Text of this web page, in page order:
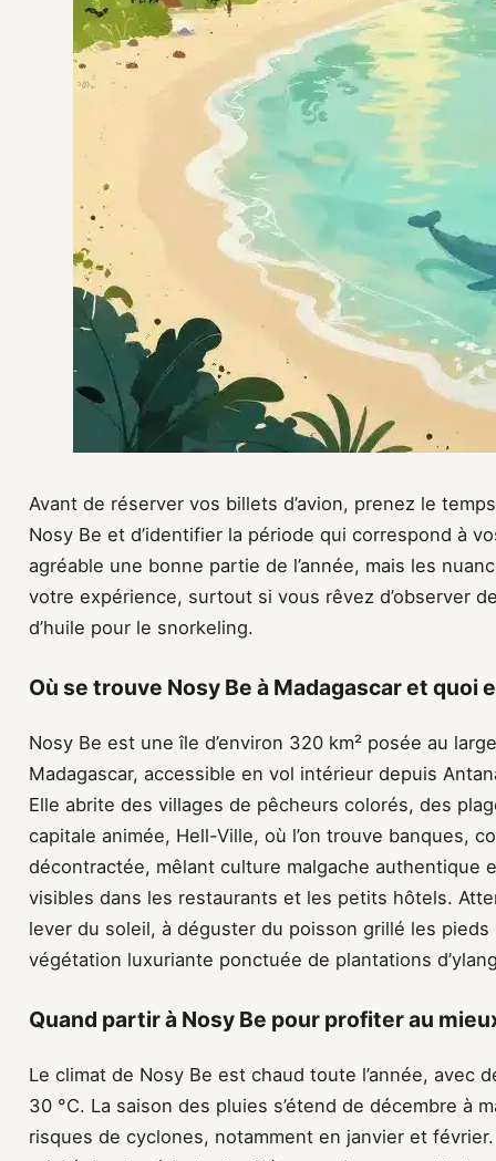
Avant de réserver vos billets d’avion, prenez le
Nosy Be et d’identifier la période qui correspond à
agréable une bonne partie de l’année, mais les
votre expérience, surtout si vous rêvez d’observer
d’huile pour le snorkeling.
Où se trouve Nosy Be à Madagascar et
Nosy Be est une île d’environ 320 km² posée au
Madagascar, accessible en vol intérieur depuis
Elle abrite des villages de pêcheurs colorés, des
capitale animée, Hell-Ville, où l’on trouve banques,
décontractée, mêlant culture malgache authentique
visibles dans les restaurants et les petits hôtels.
lever du soleil, à déguster du poisson grillé les
végétation luxuriante ponctuée de plantations
Quand partir à Nosy Be pour profiter au
Le climat de Nosy Be est chaud toute l’année, avec
30 °C. La saison des pluies s’étend de décembre à
risques de cyclones, notamment en janvier et